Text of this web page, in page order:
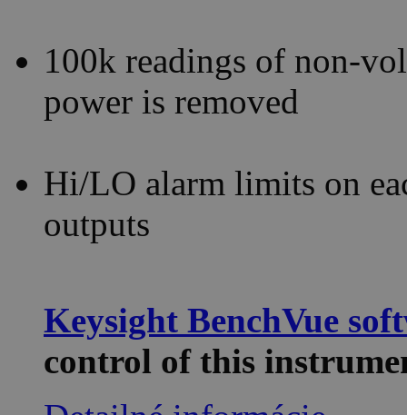
100k readings of non-
power is removed
Hi/LO alarm limits on
outputs
Keysight BenchVue
control of this